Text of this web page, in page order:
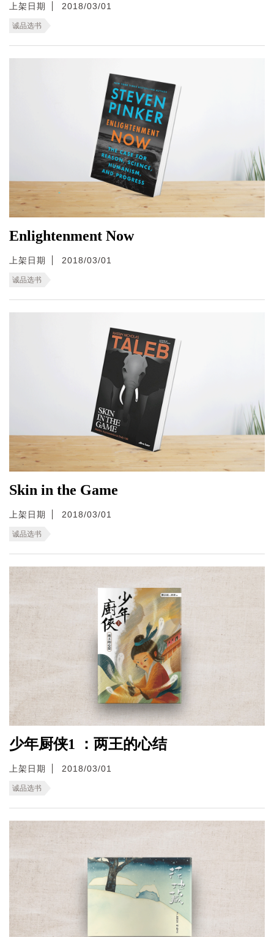
上架日期 2018/03/01
诚品选书
Enlightenment Now
上架日期 2018/03/01
诚品选书
Skin in the Game
上架日期 2018/03/01
诚品选书
少年厨侠1 ：两王的心结
上架日期 2018/03/01
诚品选书